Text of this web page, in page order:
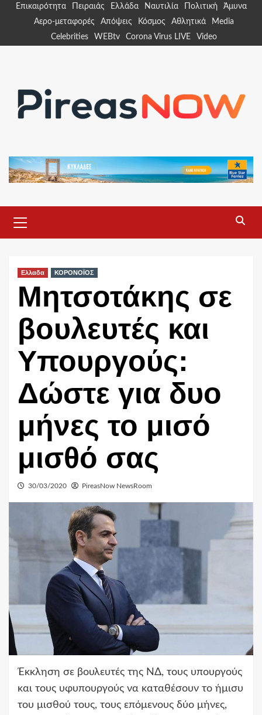
Επικαιρότητα Πειραιάς Ελλάδα Ναυτιλία Πολιτική
Άμυνα
Αερο-μεταφορές
Απόψεις Κόσμος Αθλητικά
Media
Celebrities
WEBtv Corona Virus LIVE Video
Menu
Ελλαδα ΚΟΡΟΝΟΪΟΣ
Μητσοτάκης σε
βουλευτές και
Υπουργούς:
Δώστε για δυο
μήνες το μισό
μισθό σας
30/03/2020 PireasNow NewsRoom
Έκκληση σε βουλευτές της ΝΔ, τους υπουργούς
και τους υφυπουργούς να καταθέσουν το ήμισυ
του μισθού τους, τους επόμενους δύο μήνες,